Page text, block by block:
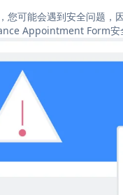
您可能会遇到安全问题，
Appointment Form安